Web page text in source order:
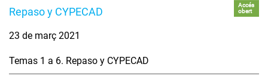
Repaso y CYPECAD
Accés
obert
23 de març 2021
Temas 1 a 6. Repaso y CYPECAD